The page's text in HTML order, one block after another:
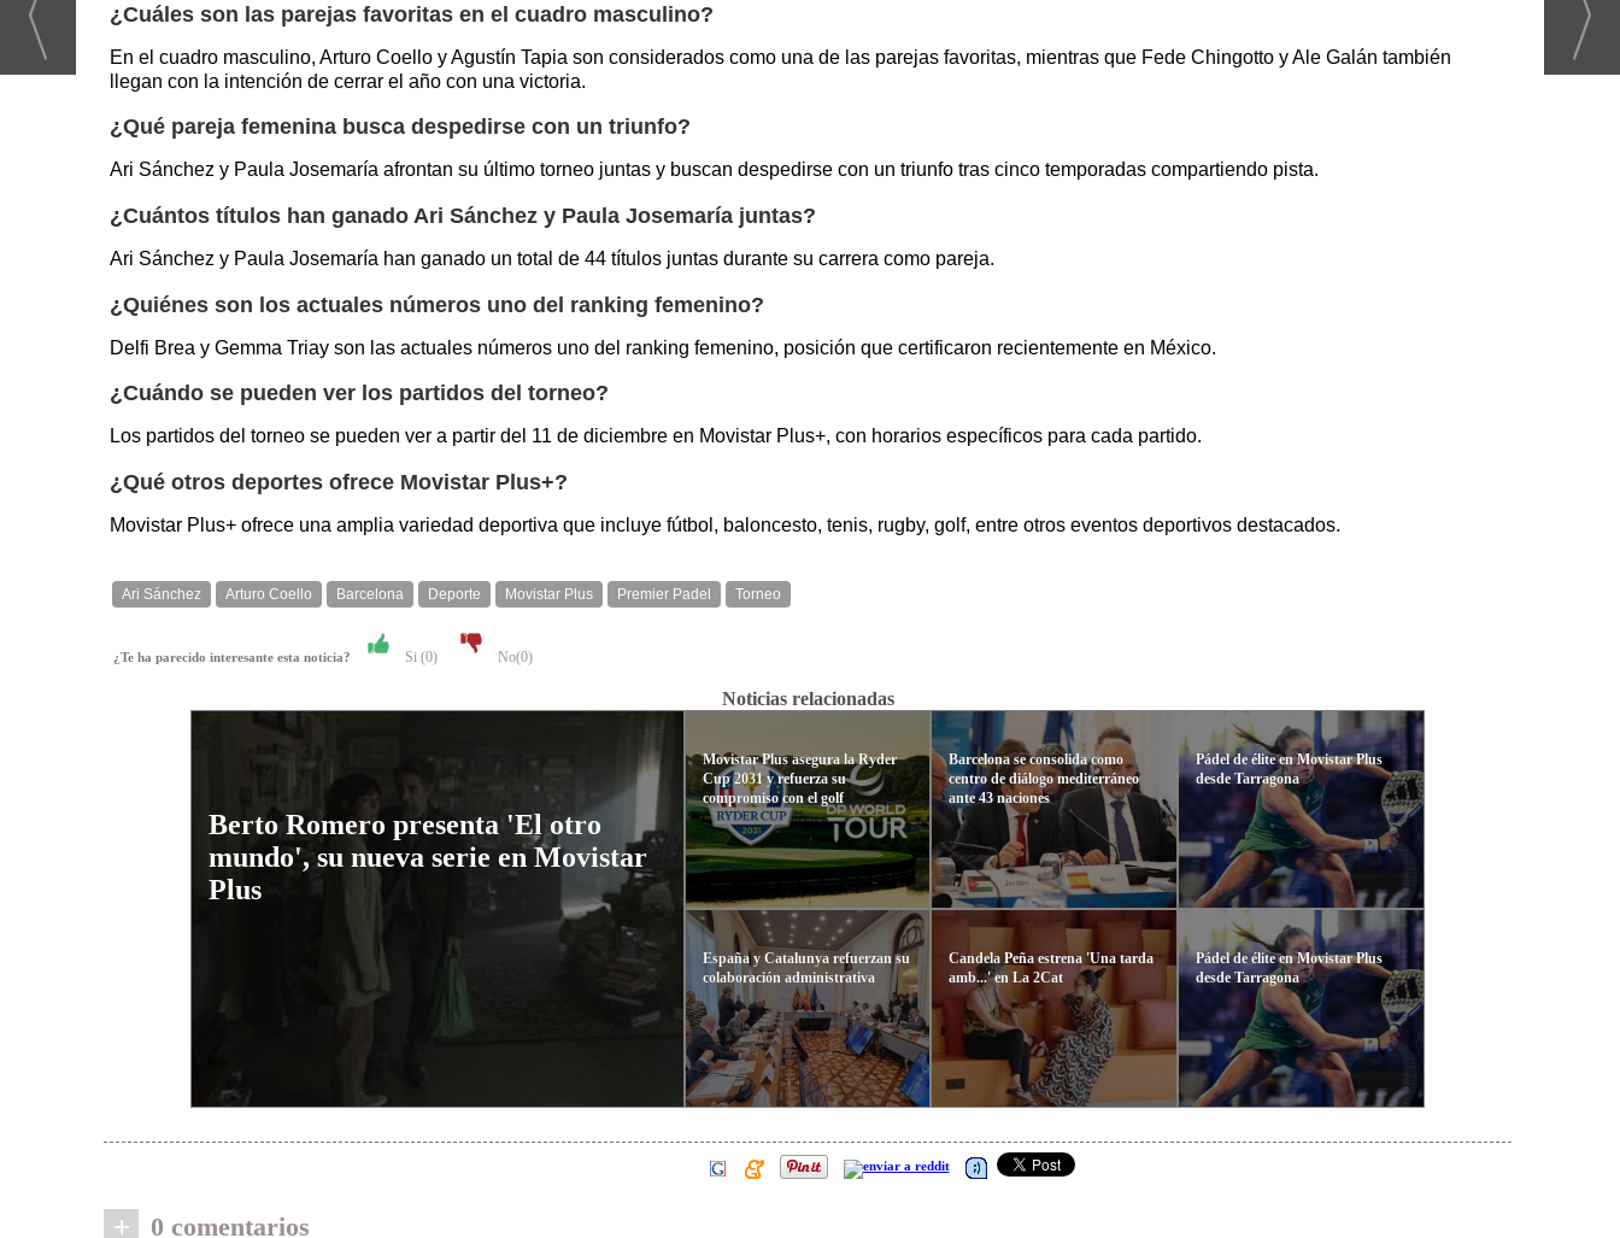
¿Cuáles son las parejas favoritas en el cuadro masculino?
En el cuadro masculino, Arturo Coello y Agustín Tapia son considerados como una de las parejas favoritas, mientras que Fede Chingotto y Ale Galán también
llegan con la intención de cerrar el año con una victoria.
¿Qué pareja femenina busca despedirse con un triunfo?
Ari Sánchez y Paula Josemaría afrontan su último torneo juntas y buscan despedirse con un triunfo tras cinco temporadas compartiendo pista.
¿Cuántos títulos han ganado Ari Sánchez y Paula Josemaría juntas?
Ari Sánchez y Paula Josemaría han ganado un total de 44 títulos juntas durante su carrera como pareja.
¿Quiénes son los actuales números uno del ranking femenino?
Delfi Brea y Gemma Triay son las actuales números uno del ranking femenino, posición que certificaron recientemente en México.
¿Cuándo se pueden ver los partidos del torneo?
Los partidos del torneo se pueden ver a partir del 11 de diciembre en Movistar Plus+, con horarios específicos para cada partido.
¿Qué otros deportes ofrece Movistar Plus+?
Movistar Plus+ ofrece una amplia variedad deportiva que incluye fútbol, baloncesto, tenis, rugby, golf, entre otros eventos deportivos destacados.
Ari Sánchez Arturo Coello Barcelona Deporte Movistar Plus Premier Padel Torneo
¿Te ha parecido interesante esta noticia? Si (0) No(0)
Noticias relacionadas
Berto Romero presenta 'El otro
mundo', su nueva serie en Movistar
Plus
Movistar Plus asegura la Ryder
Cup 2031 y refuerza su
compromiso con el golf
España y Catalunya refuerzan su
colaboración administrativa
Barcelona se consolida como
centro de diálogo mediterráneo
ante 43 naciones
Candela Peña estrena 'Una tarda
amb...' en La 2Cat
Pádel de élite en Movistar Plus
desde Tarragona
Pádel de élite en Movistar Plus
desde Tarragona
+ 0 comentarios